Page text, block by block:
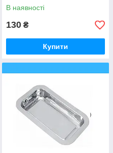
В наявності
130 ₴
Купити